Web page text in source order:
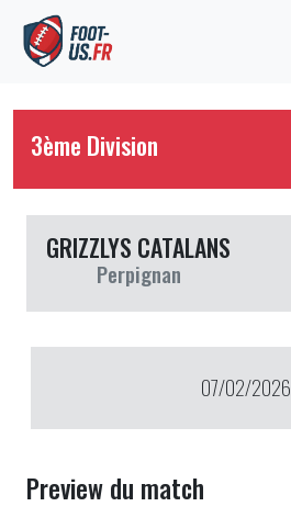
3ème Division
GRIZZLYS CATALANS
Perpignan
07/02/2026
Preview du match